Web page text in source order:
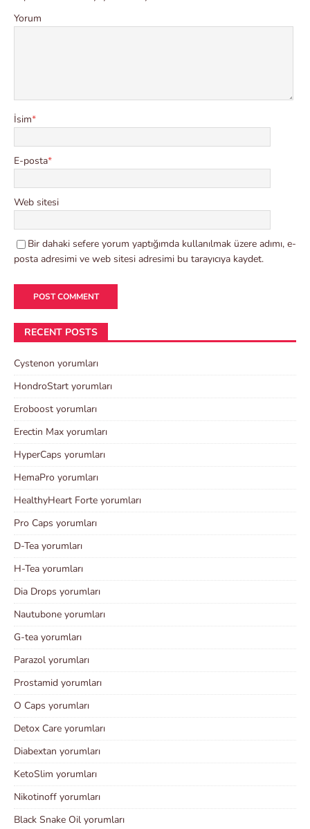
Yorum
İsim*
E-posta*
Web sitesi
Bir dahaki sefere yorum yaptığımda kullanılmak üzere adımı, e-
posta adresimi ve web sitesi adresimi bu tarayıcıya kaydet.
RECENT POSTS
Cystenon yorumları
HondroStart yorumları
Eroboost yorumları
Erectin Max yorumları
HyperCaps yorumları
HemaPro yorumları
HealthyHeart Forte yorumları
Pro Caps yorumları
D-Tea yorumları
H-Tea yorumları
Dia Drops yorumları
Nautubone yorumları
G-tea yorumları
Parazol yorumları
Prostamid yorumları
O Caps yorumları
Detox Care yorumları
Diabextan yorumları
KetoSlim yorumları
Nikotinoff yorumları
Black Snake Oil yorumları